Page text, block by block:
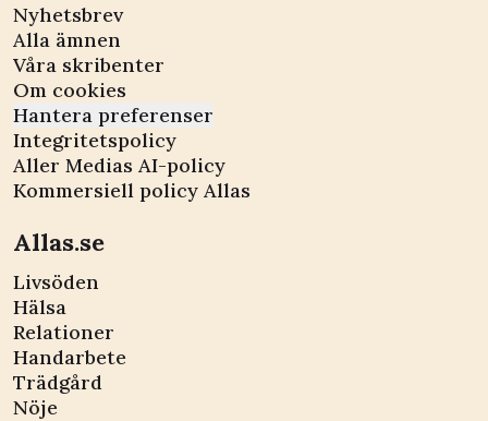
Nyhetsbrev
Alla ämnen
Våra skribenter
Om cookies
Hantera preferenser
Integritetspolicy
Aller Medias AI-policy
Kommersiell policy Allas
Allas.se
Livsöden
Hälsa
Relationer
Handarbete
Trädgård
Nöje